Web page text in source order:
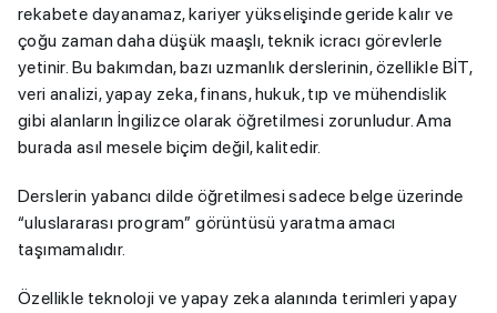
rekabete dayanamaz, kariyer yükselişinde geride kalır ve
çoğu zaman daha düşük maaşlı, teknik icracı görevlerle
yetinir. Bu bakımdan, bazı uzmanlık derslerinin, özellikle BİT,
veri analizi, yapay zeka, finans, hukuk, tıp ve mühendislik
gibi alanların İngilizce olarak öğretilmesi zorunludur. Ama
burada asıl mesele biçim değil, kalitedir.
Derslerin yabancı dilde öğretilmesi sadece belge üzerinde
“uluslararası program” görüntüsü yaratma amacı
taşımamalıdır.
Özellikle teknoloji ve yapay zeka alanında terimleri yapay